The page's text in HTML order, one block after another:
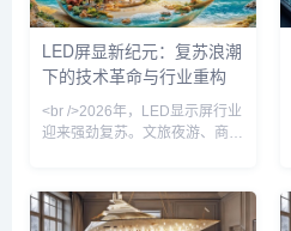
LED拼接屏，像素间距低至
P0.3，亮度与对比度达到OLED
水平，但寿命与功耗优势显著。
这一突破不仅解决了大尺寸显示
LED屏显新纪元：复苏浪潮
下的技术革命与行业重构
<br />2026年，LED显示屏行业
迎来强劲复苏。文旅夜游、商业
重获生机。据行业观察，上半年
主流厂商订单量普遍回升，尤其